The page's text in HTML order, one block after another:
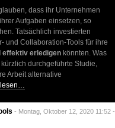
dass ihr Unternehmen
Aufgaben einsetzen, so
Tatsächlich investierten
und Collaboration-Tools für ihre
effektiv erledigen könnten. Was
durchgeführte Studie,
Arbeit alternative
- Montag, Oktober 12, 2020 11:52 -